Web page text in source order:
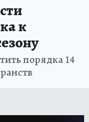
к
порядка 14